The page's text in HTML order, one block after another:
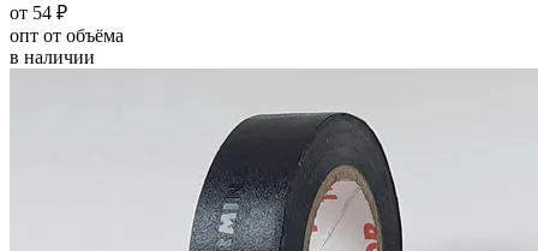
от 54 ₽
опт от объёма
в наличии